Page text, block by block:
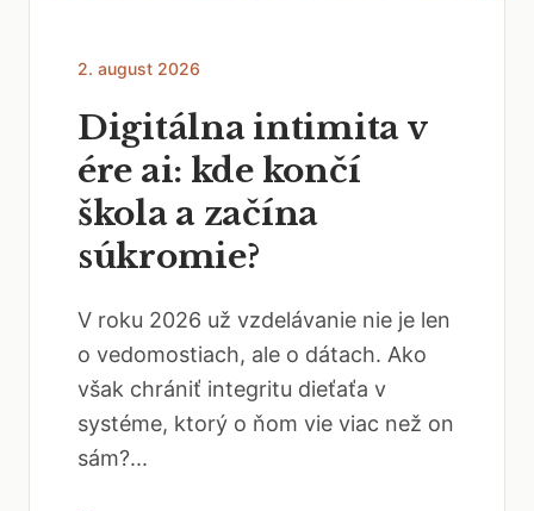
2. august 2026
Digitálna intimita v
ére ai: kde končí
škola a začína
súkromie?
V roku 2026 už vzdelávanie nie je len
o vedomostiach, ale o dátach. Ako
však chrániť integritu dieťaťa v
systéme, ktorý o ňom vie viac než on
sám?...